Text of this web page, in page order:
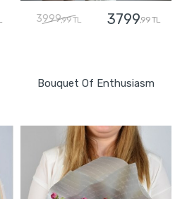
3999,99 TL 3799,99 TL
Bouquet Of Enthusiasm